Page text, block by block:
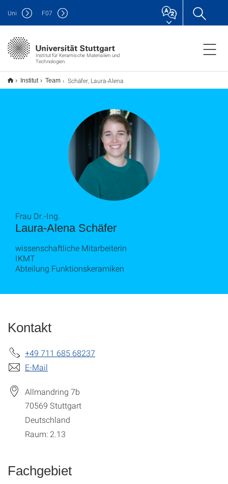
Institut für Keramische Materialien und
Technologien
Uni F07
Institut Team Schäfer, Laura-Alena
Laura-Alena Schäfer
Frau Dr.-Ing.
wissenschaftliche Mitarbeiterin
IKMT
Abteilung Funktionskeramiken
Kontakt
+49 711 685 68237
E-Mail
Allmandring 7b
70569 Stuttgart
Deutschland
Raum: 2.13
Fachgebiet